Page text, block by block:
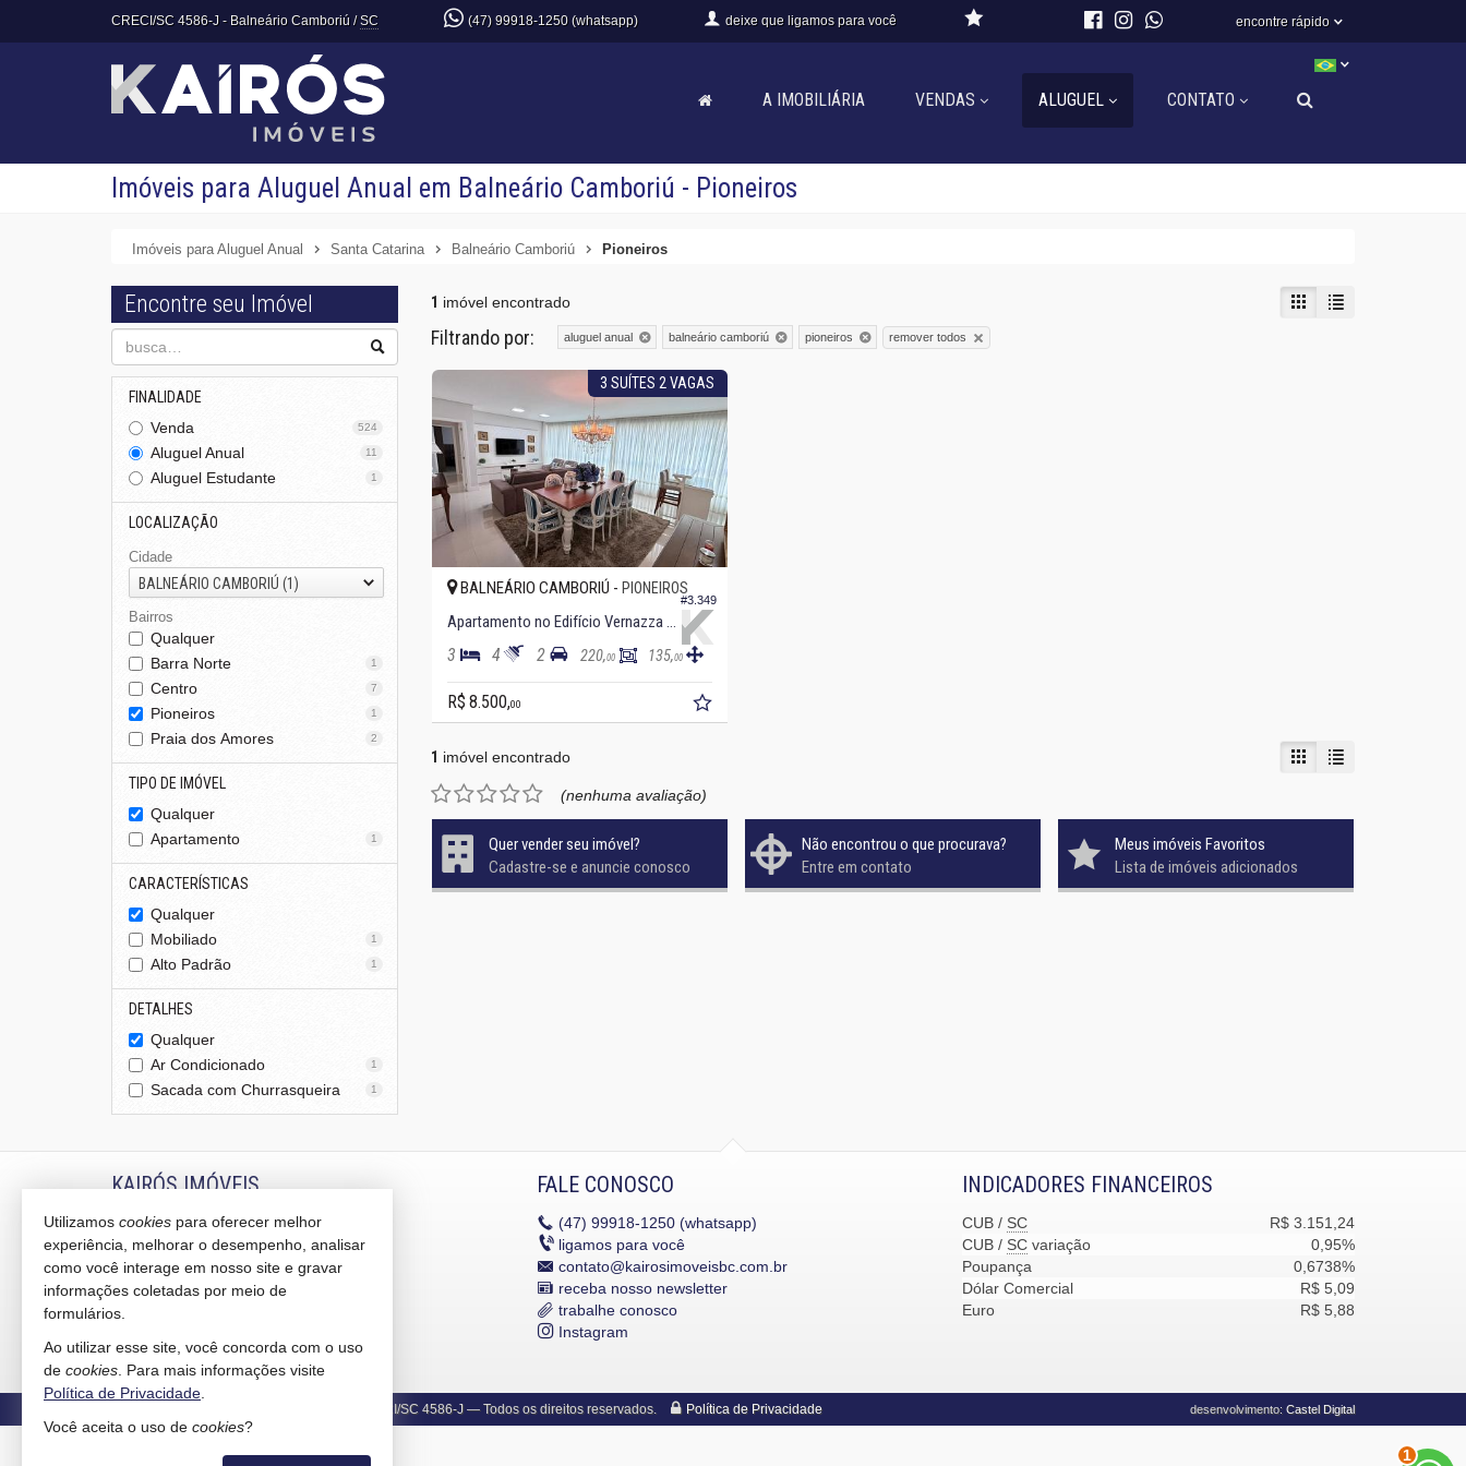
CRECI/SC 4586-J - Balneário Camboriú /SC (47) 99918-1250 (whatsapp) deixe que ligamos para você encontre rápido
A IMOBILIÁRIA VENDAS ALUGUEL CONTATO
Imóveis para Aluguel Anual em Balneário Camboriú - Pioneiros
Imóveis para Aluguel Anual Santa Catarina Balneário Camboriú Pioneiros
Encontre seu Imóvel
FINALIDADE
Venda
524
Aluguel Anual 11
Aluguel Estudante 1
LOCALIZAÇÃO
Cidade
BALNEÁRIO CAMBORIÚ (1)
Bairros
Qualquer
Barra Norte
1
Centro 7
Pioneiros 1
Praia dos Amores 2
TIPO DE IMÓVEL
Qualquer
Apartamento
1
CARACTERÍSTICAS
Qualquer
Mobiliado
1
Alto Padrão 1
DETALHES
Qualquer
Ar Condicionado
1
Sacada com Churrasqueira 1
1 imóvel encontrado
Filtrando por: aluguel anual balneário camboriú pioneiros remover todos
3 SUÍTES 2 VAGAS
#3.349
BALNEÁRIO CAMBORIÚ - PIONEIROS
Apartamento no Edifício Vernazza Residence
3 4 2 220,00 135,00
R$ 8.500,00
1 imóvel encontrado
(nenhuma avaliação)
Quer vender seu imóvel?
Cadastre-se e anuncie conosco
Não encontrou o que procurava?
Entre em contato
Meus imóveis Favoritos
Lista de imóveis adicionados
KAIRÓS IMÓVEIS
Rua 1121, 100
Centro - 88330-783
Balneário Camboriú / SC
mapa google
cadastre seu imóvel
mapa de imóveis
FALE CONOSCO
(47) 99918-1250 (whatsapp)
ligamos para você
contato@kairosimoveisbc.com.br
receba nosso newsletter
trabalhe conosco
Instagram
INDICADORES FINANCEIROS
CUB / SC
R$ 3.151,24
CUB / SC variação
0,95%
Poupança
0,6738%
Dólar Comercial
R$ 5,09
Euro
R$ 5,88
CRECI/SC 4586-J — Todos os direitos reservados. Política de Privacidade desenvolvimento: Castel Digital
2
Utilizamos cookies para oferecer melhor
experiência, melhorar o desempenho, analisar
como você interage em nosso site e gravar
informações coletadas por meio de
formulários.
Ao utilizar esse site, você concorda com o uso
de cookies . Para mais informações visite
Política de Privacidade
Você aceita o uso de cookies?